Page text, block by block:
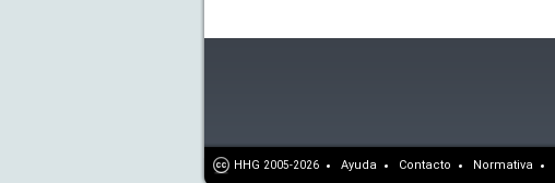
HHG 2005-2026 Ayuda Contacto Normativa